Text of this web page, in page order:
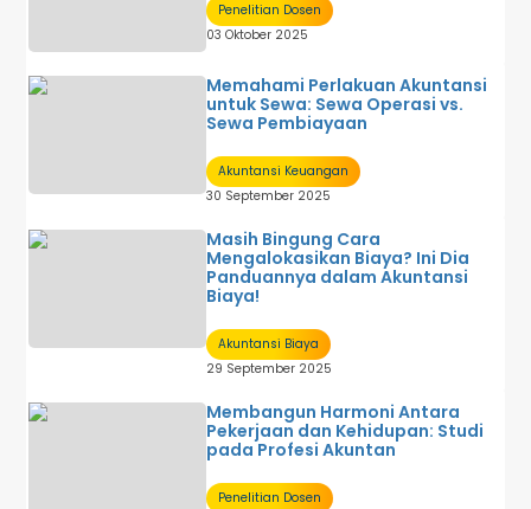
Penelitian Dosen
03 Oktober 2025
Memahami Perlakuan Akuntansi
untuk Sewa: Sewa Operasi vs.
Sewa Pembiayaan
Akuntansi Keuangan
30 September 2025
Masih Bingung Cara
Mengalokasikan Biaya? Ini Dia
Panduannya dalam Akuntansi
Biaya!
Akuntansi Biaya
29 September 2025
Membangun Harmoni Antara
Pekerjaan dan Kehidupan: Studi
pada Profesi Akuntan
Penelitian Dosen